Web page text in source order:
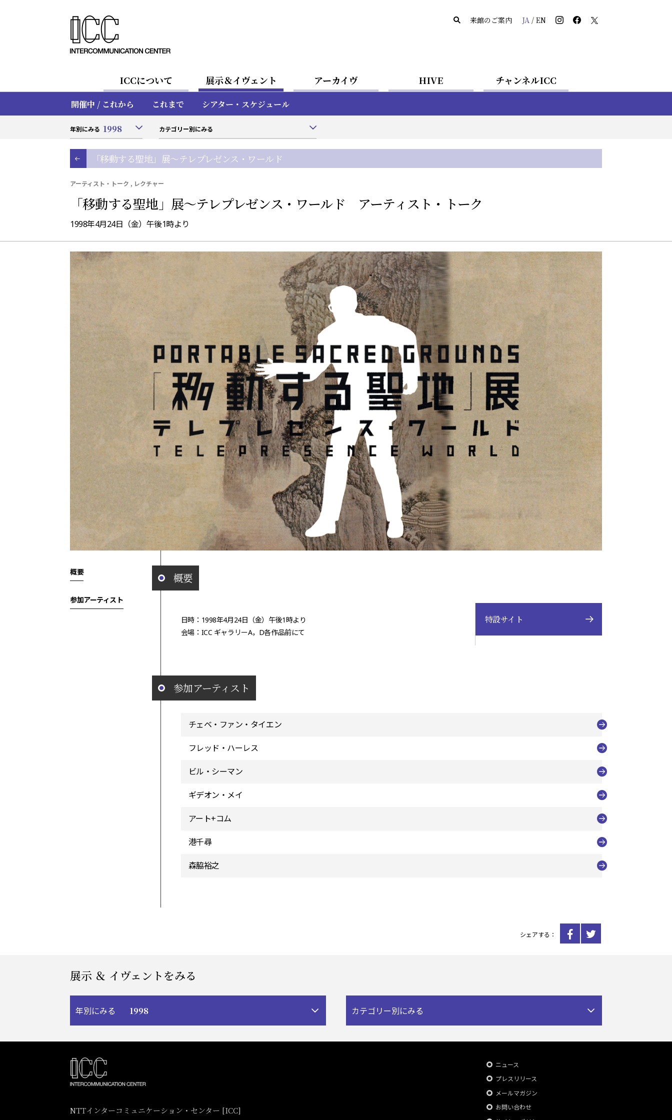
来館のご案内 JA/ EN
ICCについて 展示＆イヴェント アーカイヴ HIVE チャンネルICC
開催中 / これから これまで シアター・スケジュール
年別にみる 1998 カテゴリー別にみる
「移動する聖地」展〜テレプレゼンス・ワールド
アーティスト・トーク , レクチャー
「移動する聖地」展〜テレプレゼンス・ワールド アーティスト・トーク
1998年4月24日（金）午後1時より
概要
参加アーティスト
概要
日時：1998年4月24日（金）午後1時より
会場：ICC ギャラリーA，D各作品前にて
特設サイト
参加アーティスト
チェベ・ファン・タイエン
フレッド・ハーレス
ビル・シーマン
ギデオン・メイ
アート+コム
港千尋
森脇裕之
シェアする：
展示 ＆ イヴェントをみる
年別にみる 1998 カテゴリー別にみる
NTTインターコミュニケーション・センター [ICC]
ニュース
プレスリリース
メールマガジン
お問い合わせ